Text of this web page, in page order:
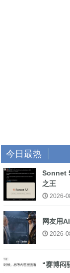
今日最热
Sonnet
之王
2026-
网友用
2026-
“赛博闷